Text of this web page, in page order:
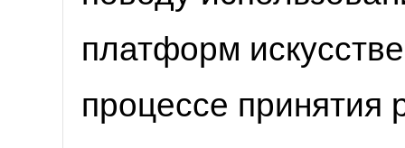
платформ
процессе